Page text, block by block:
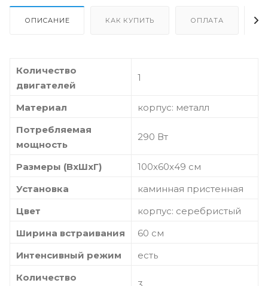
ОПИСАНИЕ КАК КУПИТЬ ОПЛАТА
Количество
двигателей
1
Материал
корпус: металл
Потребляемая
мощность
290 Вт
Размеры (ВхШхГ)
100х60х49 см
Установка
каминная пристенная
Цвет
корпус: серебристый
Ширина встраивания
60 см
Интенсивный режим
есть
Количество